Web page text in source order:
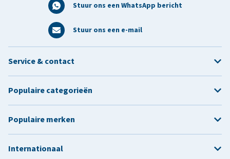
Stuur ons een WhatsApp bericht
Stuur ons een e-mail
Service & contact
Populaire categorieën
Populaire merken
Internationaal